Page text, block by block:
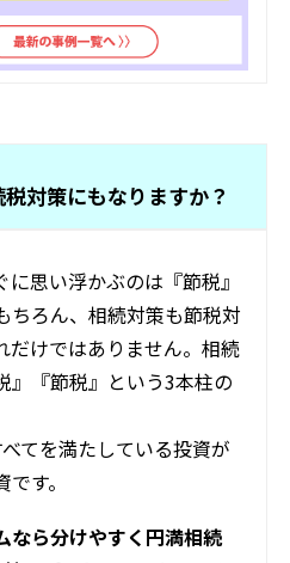
対策にもなりますか？
思い浮かぶのは『節税』
ちろん、相続対策も節税対
だけではありません。相続
』『節税』という3本柱の
てを満たしている投資が
す。
なら分けやすく円満相続